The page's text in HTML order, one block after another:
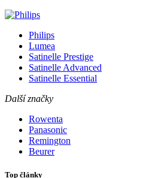
Philips
Lumea
Satinelle Prestige
Satinelle Advanced
Satinelle Essential
Další značky
Rowenta
Panasonic
Remington
Beurer
Top články